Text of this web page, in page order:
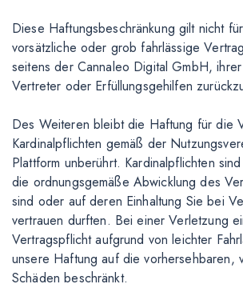
Diese Haftungsbeschränkung gilt nicht
vorsätzliche oder grob fahrlässige
seitens der Cannaleo Digital GmbH,
Vertreter oder Erfüllungsgehilfen
Des Weiteren bleibt die Haftung für die
Kardinalpflichten gemäß der
Plattform unberührt. Kardinalpflichten
die ordnungsgemäße Abwicklung des
sind oder auf deren Einhaltung Sie bei
vertrauen durften. Bei einer Verletzung
Vertragspflicht aufgrund von leichter
unsere Haftung auf die vorhersehbaren,
Schäden beschränkt.